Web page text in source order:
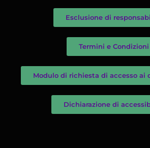
Esclusione di
Termini e Condizioni
Modulo di richiesta di accesso ai
Dichiarazione di